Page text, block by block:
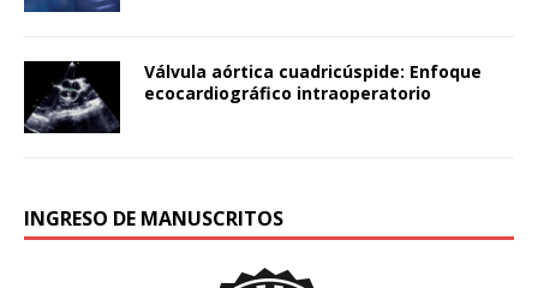
Válvula aórtica cuadricúspide: Enfoque
ecocardiográfico intraoperatorio
INGRESO DE MANUSCRITOS